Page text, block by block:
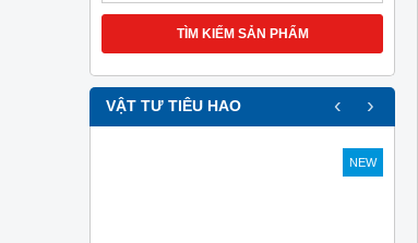
TÌM KIẾM SẢN PHẨM
VẬT TƯ TIÊU HAO
NEW
‹ ›